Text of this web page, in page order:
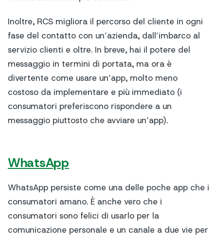
Inoltre, RCS migliora il percorso del cliente in ogni
fase del contatto con un’azienda, dall’imbarco al
servizio clienti e oltre. In breve, hai il potere del
messaggio in termini di portata, ma ora è
divertente come usare un’app, molto meno
costoso da implementare e più immediato (i
consumatori preferiscono rispondere a un
messaggio piuttosto che avviare un’app).
WhatsApp
WhatsApp persiste come una delle poche app che i
consumatori amano. È anche vero che i
consumatori sono felici di usarlo per la
comunicazione personale e un canale a due vie per